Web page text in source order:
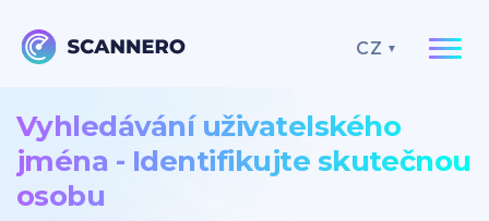
CZ
Vyhledávání uživatelského
jména - Identifikujte skutečnou
osobu